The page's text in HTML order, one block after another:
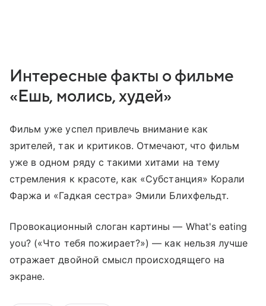
Интересные факты о фильме
«Ешь, молись, худей»
Фильм уже успел привлечь внимание как
зрителей, так и критиков. Отмечают, что фильм
уже в одном ряду с такими хитами на тему
стремления к красоте, как «Субстанция» Корали
Фаржа и «Гадкая сестра» Эмили Блихфельдт.
Провокационный слоган картины — What's eating
you? («Что тебя пожирает?») — как нельзя лучше
отражает двойной смысл происходящего на
экране.